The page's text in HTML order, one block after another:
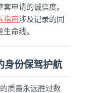
申请的诚信度。
指南涉及记录的同
命线。
身份保驾护航
质量永远胜过数